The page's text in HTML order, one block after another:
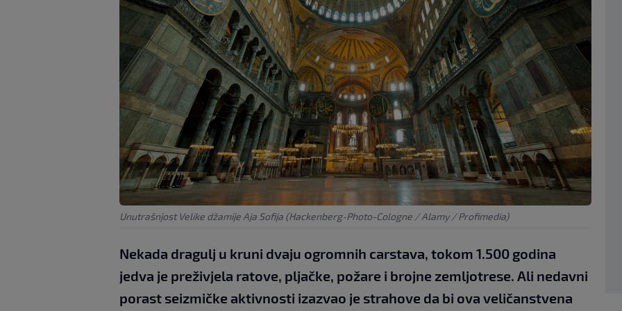
Unutrašnjost Velike džamije Aja Sofija (Hackenberg-Photo-Cologne / Alamy / Profimedia)
Nekada dragulj u kruni dvaju ogromnih carstava, tokom 1.500 godina
jedva je preživjela ratove, pljačke, požare i brojne zemljotrese. Ali nedavni
porast seizmičke aktivnosti izazvao je strahove da bi ova veličanstvena